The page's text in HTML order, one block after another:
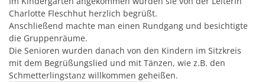
Charlotte Fleschhut herzlich begrüßt.
Anschließend machte man einen Rundgang und besichtigte
die Gruppenräume.
Die Senioren wurden danach von den Kindern im Sitzkreis
mit dem Begrüßungslied und mit Tänzen, wie z.B. den
Schmetterlingstanz willkommen geheißen.